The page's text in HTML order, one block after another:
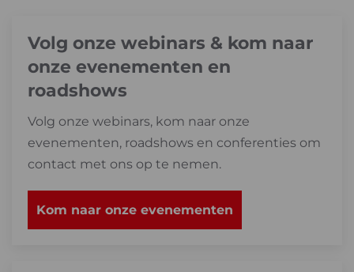
Volg onze webinars & kom naar
onze evenementen en
roadshows
Volg onze webinars, kom naar onze
evenementen, roadshows en conferenties om
contact met ons op te nemen.
Kom naar onze evenementen